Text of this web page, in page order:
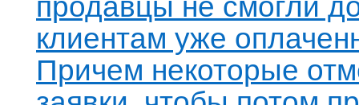
продавцы не смогли
клиентам уже
Причем некоторые